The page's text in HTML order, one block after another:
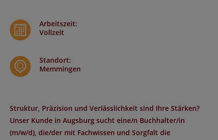
Arbeitszeit:
Vollzeit
Standort:
Memmingen
Struktur, Präzision und Verlässlichkeit sind Ihre Stärken?
Unser Kunde in Augsburg sucht eine/n Buchhalter/in
(m/w/d), die/der mit Fachwissen und Sorgfalt die